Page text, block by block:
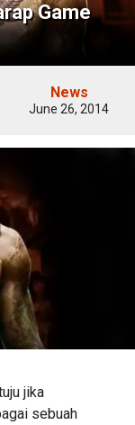
Game
News
June 26, 2014
jika
sebuah